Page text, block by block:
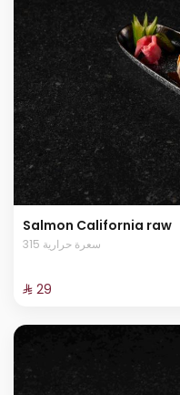
Salmon California raw
315 سعرة حرارية
⁨⁦‪‬ 29⁩